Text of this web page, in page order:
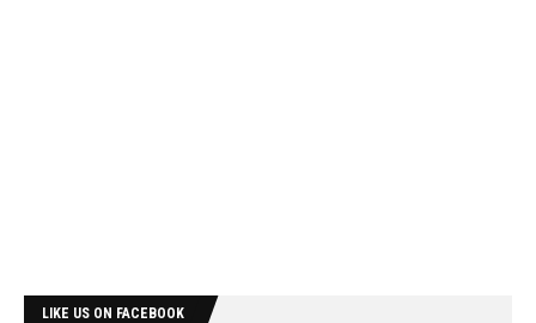
LIKE US ON FACEBOOK